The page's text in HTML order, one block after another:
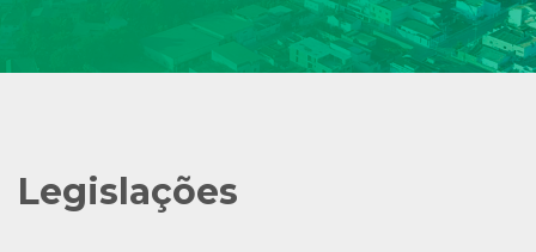
Legislações